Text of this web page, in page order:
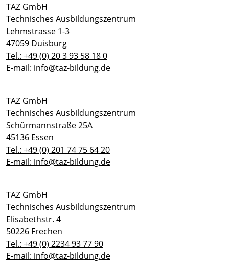
TAZ GmbH
Technisches Ausbildungszentrum
Lehmstrasse 1-3
47059 Duisburg
Tel.: +49 (0) 20 3 93 58 18 0
E-mail: info@taz-bildung.de
TAZ GmbH
Technisches Ausbildungszentrum
Schürmannstraße 25A
45136 Essen
Tel.: +49 (0) 201 74 75 64 20
E-mail: info@taz-bildung.de
TAZ GmbH
Technisches Ausbildungszentrum
Elisabethstr. 4
50226 Frechen
Tel.: +49 (0) 2234 93 77 90
E-mail: info@taz-bildung.de